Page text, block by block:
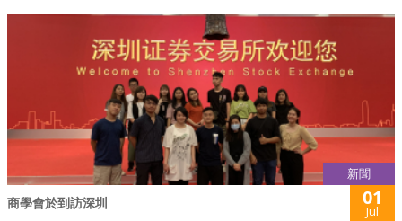
新聞
商學會於到訪深圳 01
Jul